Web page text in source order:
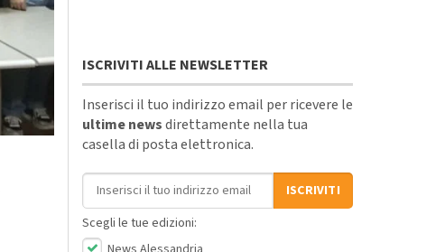
ISCRIVITI ALLE NEWSLETTER
Inserisci il tuo indirizzo email per ricevere le
ultime newsdirettamente nella tua
casella di posta elettronica.
Indirizzo email
ISCRIVITI
Scegli le tue edizioni: